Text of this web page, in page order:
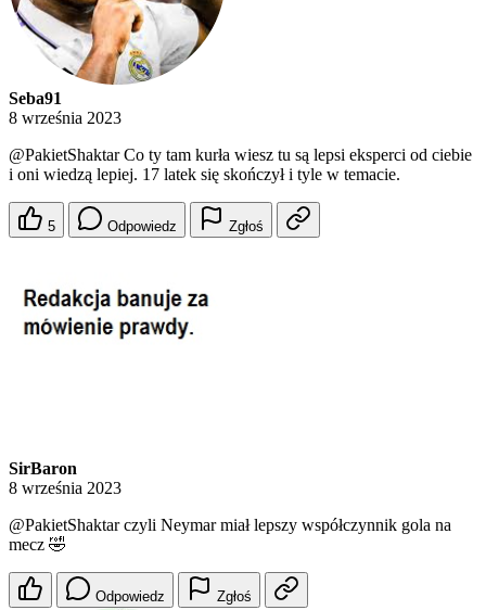
Seba91
8 września 2023
@PakietShaktarCo ty tam kurła wiesz tu są lepsi eksperci od ciebie
i oni wiedzą lepiej. 17 latek się skończył i tyle w temacie.
5 Odpowiedz Zgłoś
SirBaron
8 września 2023
@PakietShaktarczyli Neymar miał lepszy współczynnik gola na
mecz 🤣
Odpowiedz Zgłoś